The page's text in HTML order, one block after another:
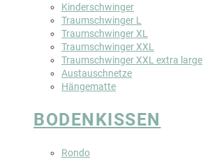
Kinderschwinger
Traumschwinger L
Traumschwinger XL
Traumschwinger XXL
Traumschwinger XXL extra large
Austauschnetze
Hängematte
BODENKISSEN
Rondo